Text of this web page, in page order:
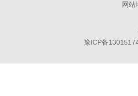
网站
豫ICP备